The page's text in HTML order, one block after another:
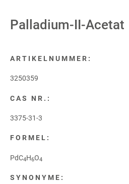
Palladium-II-Acetat
ARTIKELNUMMER:
3250359
CAS NR.:
3375-31-3
FORMEL:
PdC4H6O4
SYNONYME: